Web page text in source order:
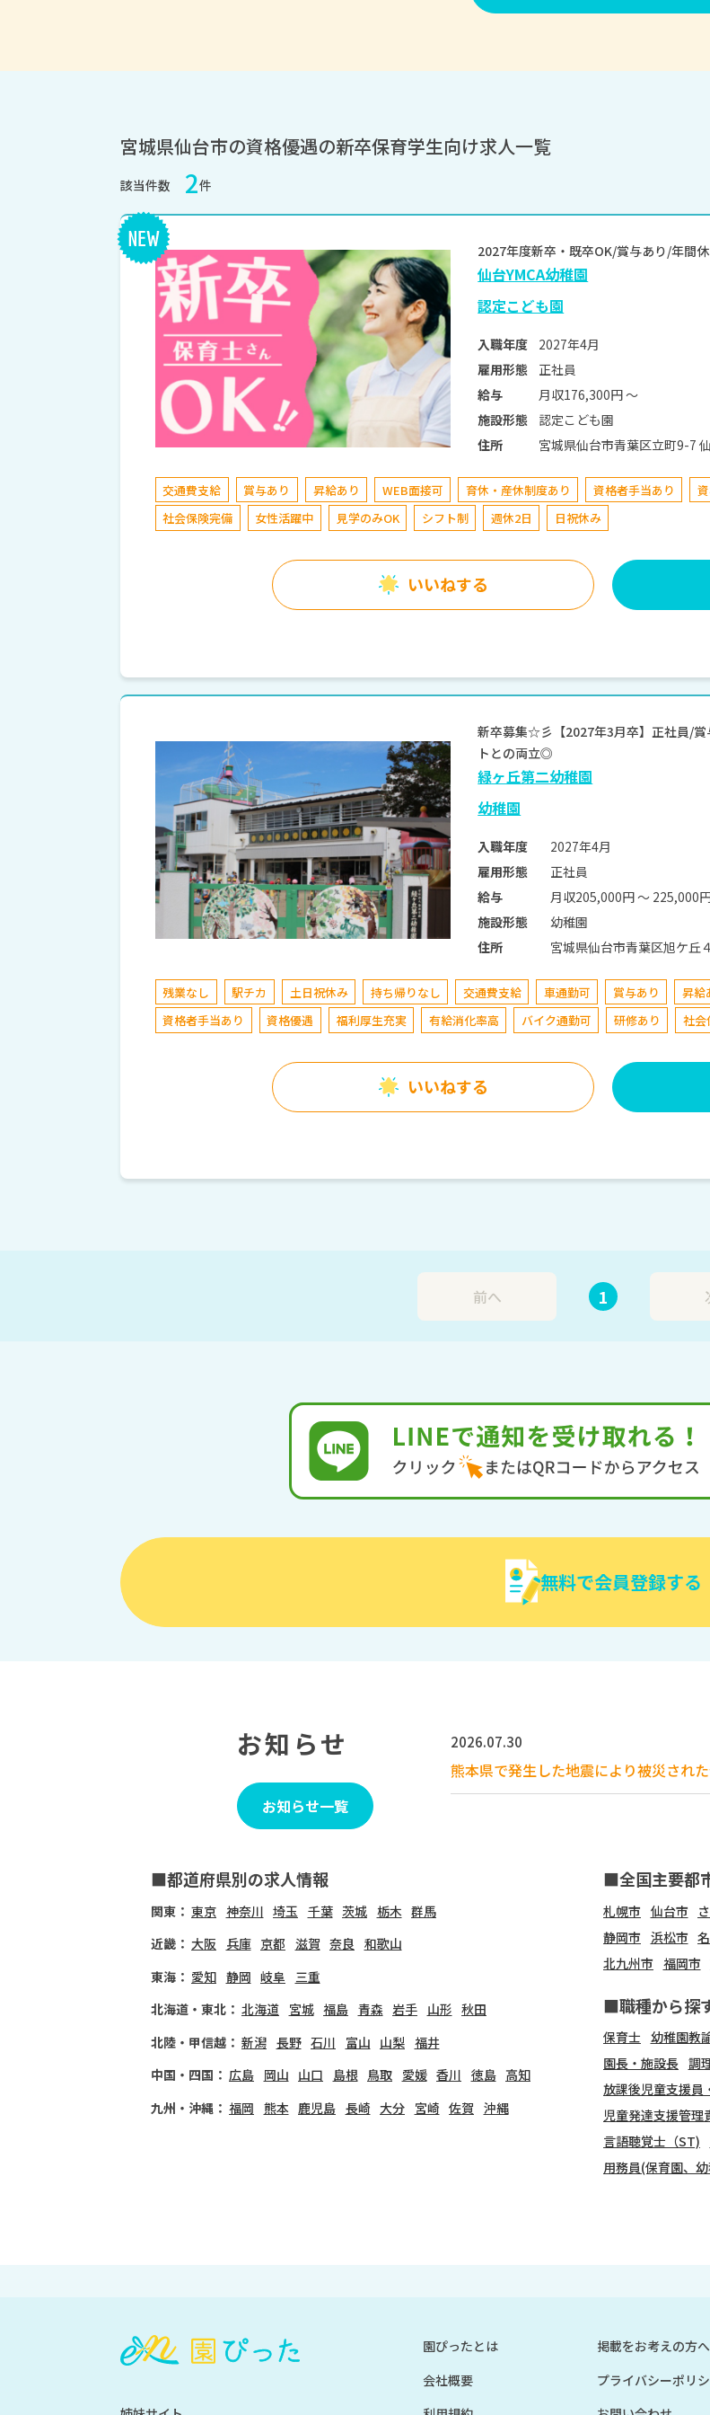
宮城県仙台市の資格優遇の新卒保育学生向け求人一覧
該当件数 2件
2027年度新卒・既卒OK/賞与あり/年間
仙台YMCA幼稚園
認定こども園
入職年度
2027年4月
雇用形態
正社員
給与
月収176,300円 〜
施設形態
認定こども園
住所
宮城県仙台市青葉区立町9-7 仙台市営地下鉄東西線 大町西公園駅 地下鉄東西線「大町西公
交通費支給 賞与あり 昇給あり WEB面接可 育休・産休制度あり 資格者手当あり
社会保険完備
女性活躍中 見学のみOK シフト制 週休2日 日祝休み
いいねする
新卒募集☆彡【2027年3月卒】正社員/
トとの両立◎
緑ヶ丘第二幼稚園
幼稚園
入職年度
2027年4月
雇用形態
正社員
給与
月収205,000円 〜 225,000
施設形態
幼稚園
住所
残業なし 駅チカ 土日祝休み 持ち帰りなし 交通費支給 車通勤可 賞与あり 昇給
資格者手当あり
資格優遇 福利厚生充実 有給消化率高 バイク通勤可 研修あり 社会
いいねする
前へ 1
無料で会員登録する
お知らせ
お知らせ一覧
2026.07.30
熊本県で発生した地震により被災され
■都道府県別の求人情報
関東： 東京 神奈川 埼玉 千葉 茨城 栃木 群馬
近畿： 大阪 兵庫 京都 滋賀 奈良 和歌山
東海： 愛知 静岡 岐阜
三重
北海道・東北： 北海道 宮城 福島 青森 岩手 山形 秋田
北陸・甲信越： 新潟 長野 石川 富山 山梨 福井
中国・四国： 広島 岡山 山口 島根 鳥取 愛媛 香川 徳島 高知
九州・沖縄： 福岡 熊本 鹿児島 長崎 大分 宮崎 佐賀 沖縄
■全国主要都
札幌市 仙台市
静岡市 浜松市
北九州市 福岡市
■職種から探
保育士 幼稚園教
園長・施設長 調
放課後児童支援員
児童発達支援管理
言語聴覚士（ST)
用務員(保育園、
園ぴったとは
掲載をお考えの方へ
会社概要
プライバシーポリ